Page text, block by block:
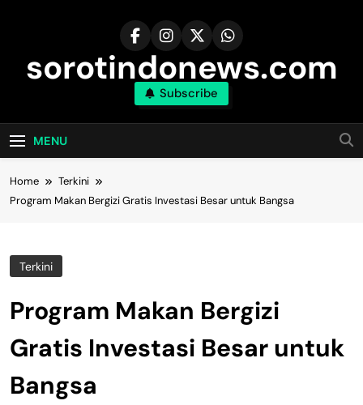
sorotindonews.com
Subscribe
MENU
Home
Terkini
Program Makan Bergizi Gratis Investasi Besar untuk Bangsa
Terkini
Program Makan Bergizi
Gratis Investasi Besar untuk
Bangsa